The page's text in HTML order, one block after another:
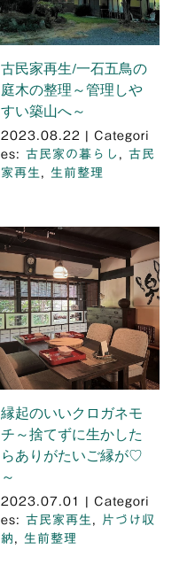
古民家再生/一石五鳥の
庭木の整理～管理しや
すい築山へ～
2023.08.22
Categori
es: 古民家の暮らし , 古民
家再生 , 生前整理
縁起のいいクロガネモ
チ～捨てずに生かした
らありがたいご縁が♡
～
2023.07.01
Categori
es: 古民家再生 , 片づけ収
納 , 生前整理